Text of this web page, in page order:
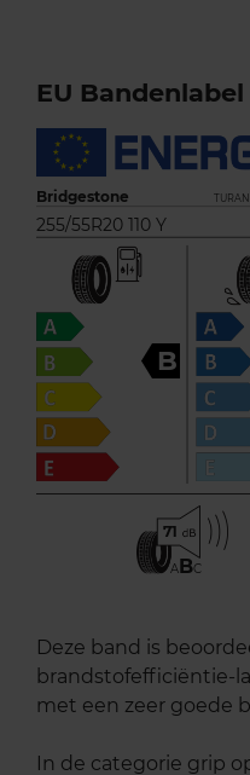
EU Bandenlabel
Bridgestone
255/55R20 110 Y
B
71
ABC
Deze band is
brandstofefficiëntie-
met een zeer goede
In de categorie grip